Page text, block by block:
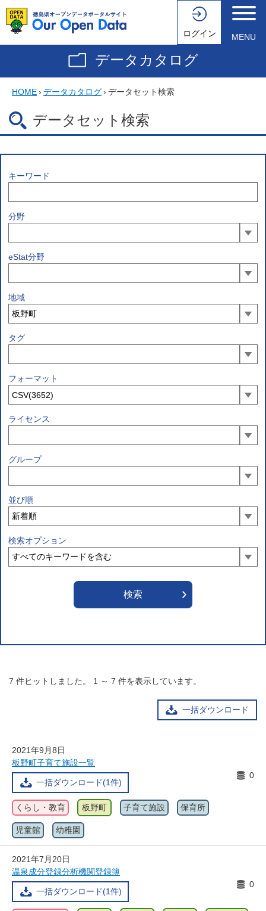
ログイン MENU
データカタログ
HOME› データカタログ› データセット検索
データセット検索
キーワード
分野
eStat分野
地域
タグ
フォーマット
ライセンス
グループ
並び順
検索オプション
7 件ヒットしました。 1 ～ 7 件を表示しています。
一括ダウンロード
2021年9月8日
板野町子育て施設一覧
一括ダウンロード(1件)
0
くらし・教育 板野町 子育て施設 保育所
児童館 幼稚園
2021年7月20日
温泉成分登録分析機関登録簿
一括ダウンロード(1件)
0